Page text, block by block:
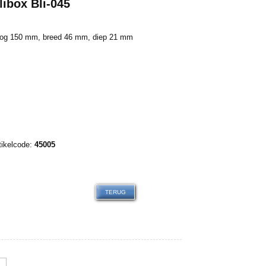
Bli-045
150 mm, breed 46 mm, diep 21 mm
45005